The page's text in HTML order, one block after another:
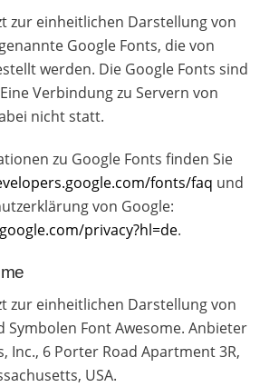
zur einheitlichen Darstellung von
Google Fonts, die von
werden. Die Google Fonts sind
Verbindung zu Servern von
nicht statt.
zu Google Fonts finden Sie
fonts/faq und
von Google:
privacy?hl=de.
zur einheitlichen Darstellung von
Symbolen Font Awesome. Anbieter
Inc., 6 Porter Road Apartment 3R,
USA.